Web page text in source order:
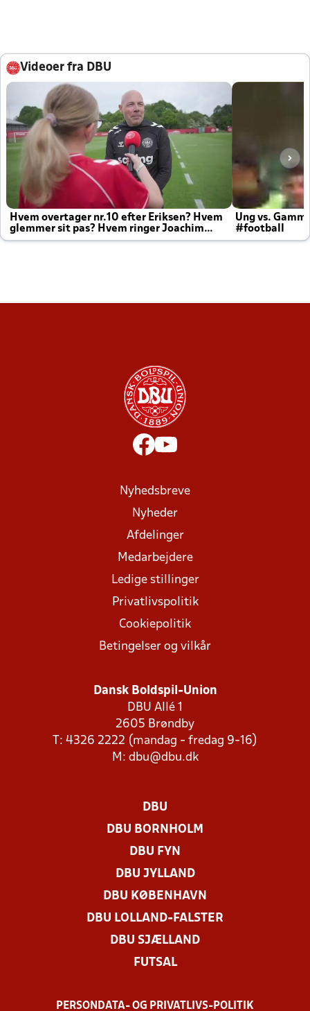
Videoer fra DBU
Hvem overtager nr.10 efter Eriksen? Hvem
glemmer sit pas? Hvem ringer Joachim
altid til efter kampe?
Ung vs.
#football
Nyhedsbreve
Nyheder
Afdelinger
Medarbejdere
Ledige stillinger
Privatlivspolitik
Cookiepolitik
Betingelser og vilkår
Dansk Boldspil-Union
DBU Allé 1
2605 Brøndby
T: 4326 2222 (mandag - fredag 9-16)
M: dbu@dbu.dk
DBU
DBU BORNHOLM
DBU FYN
DBU JYLLAND
DBU KØBENHAVN
DBU LOLLAND-FALSTER
DBU SJÆLLAND
FUTSAL
PERSONDATA- OG PRIVATLIVS-POLITIK